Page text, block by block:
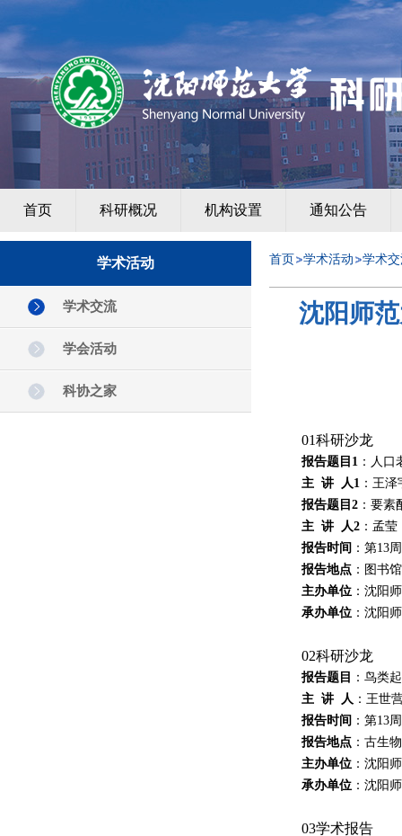
首页 科研概况 机构设置 通知公告
学术活动
学术交流
学会活动
科协之家
首页 学术活动 学术
沈阳师
01科研沙龙
报告题目 1 ： 人口
主 讲 人1 ： 王泽
报告题目 2 ： 要素
主 讲 人2 ： 孟莹
报告时间 ： 第13周
报告地点 ： 图书
主办单位 ： 沈阳
承办单位 ： 沈阳
02科研沙龙
报告题目 ： 鸟类
主 讲 人 ： 王世
报告时间 ： 第13周
报告地点 ： 古生
主办单位 ： 沈阳
承办单位 ： 沈阳
03学术报告